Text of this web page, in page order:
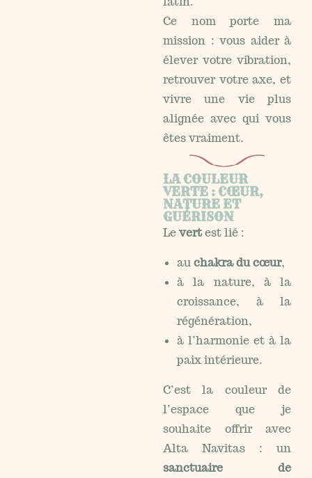
Ce nom porte ma
mission : vous aider à
élever votre vibration,
retrouver votre axe, et
vivre une vie plus
alignée avec qui vous
êtes vraiment.
LA COULEUR
VERTE : CŒUR,
NATURE ET
GUÉRISON
Levertest lié :
auchakra du cœur,
à la nature, à la
croissance, à la
régénération,
à l’harmonie et à la
paix intérieure.
C’est la couleur de
l’espace que je
souhaite offrir avec
Alta Navitas : un
sanctuaire de